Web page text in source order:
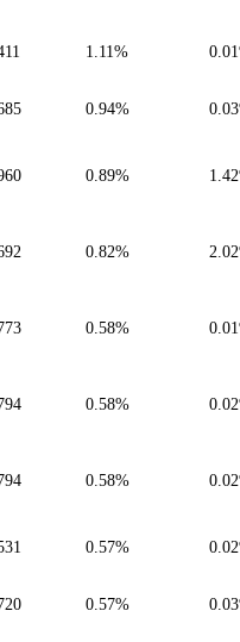
1.11%
0.94%
0.89%
0.82%
0.58%
0.58%
0.58%
0.57%
0.57%